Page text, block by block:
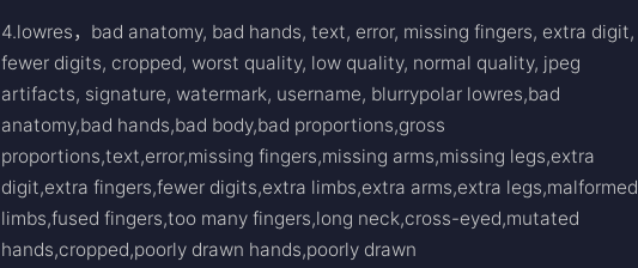
4.lowres，bad anatomy, bad hands, text, error, missing fingers, extra digit,
fewer digits, cropped, worst quality, low quality, normal quality, jpeg
artifacts, signature, watermark, username, blurrypolar lowres,bad
anatomy,bad hands,bad body,bad proportions,gross
proportions,text,error,missing fingers,missing arms,missing legs,extra
digit,extra fingers,fewer digits,extra limbs,extra arms,extra legs,malformed
limbs,fused fingers,too many fingers,long neck,cross-eyed,mutated
hands,cropped,poorly drawn hands,poorly drawn